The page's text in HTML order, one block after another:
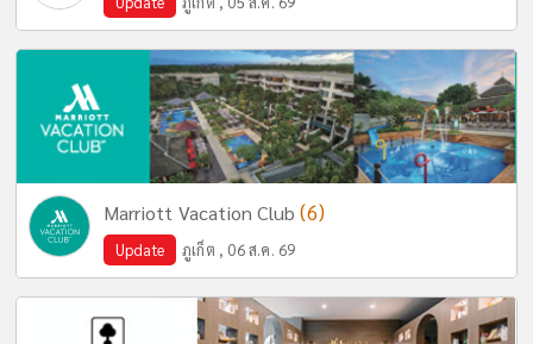
Marriott Vacation Club(6)
Update ภูเก็ต , 06 ส.ค. 69